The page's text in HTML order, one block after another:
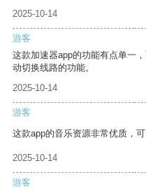
2025-10-14
游客
这款加速器app的功能有点单一
动切换线路的功能。
2025-10-14
游客
这款app的音乐资源非常优质，
2025-10-14
游客